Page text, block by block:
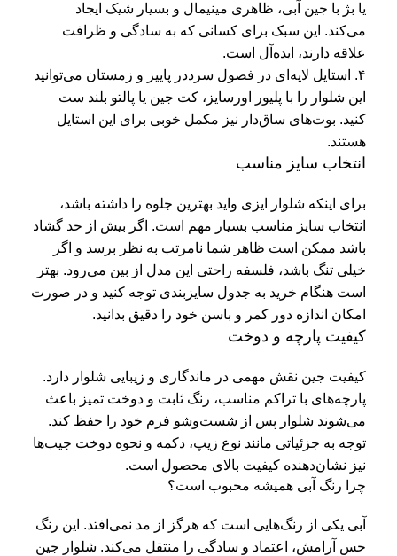
یا بژ با جین آبی، ظاهری مینیمال و بسیار شیک ایجاد
می‌کند. این سبک برای کسانی که به سادگی و ظرافت
علاقه دارند، ایده‌آل است.
۴. استایل لایه‌ای در فصول سرد
در پاییز و زمستان می‌توانید
این شلوار را با پلیور اورسایز، کت جین یا پالتو بلند ست
کنید. بوت‌های ساق‌دار نیز مکمل خوبی برای این استایل
هستند.
انتخاب سایز مناسب
برای اینکه شلوار ایزی واید بهترین جلوه را داشته باشد،
انتخاب سایز مناسب بسیار مهم است. اگر بیش از حد گشاد
باشد ممکن است ظاهر شما نامرتب به نظر برسد و اگر
خیلی تنگ باشد، فلسفه راحتی این مدل از بین می‌رود. بهتر
است هنگام خرید به جدول سایزبندی توجه کنید و در صورت
امکان اندازه دور کمر و باسن خود را دقیق بدانید.
کیفیت پارچه و دوخت
کیفیت جین نقش مهمی در ماندگاری و زیبایی شلوار دارد.
پارچه‌های با تراکم مناسب، رنگ ثابت و دوخت تمیز باعث
می‌شوند شلوار پس از شست‌وشو فرم خود را حفظ کند.
توجه به جزئیاتی مانند نوع زیپ، دکمه و نحوه دوخت جیب‌ها
نیز نشان‌دهنده کیفیت بالای محصول است.
چرا رنگ آبی همیشه محبوب است؟
آبی یکی از رنگ‌هایی است که هرگز از مد نمی‌افتد. این رنگ
حس آرامش، اعتماد و سادگی را منتقل می‌کند. شلوار جین